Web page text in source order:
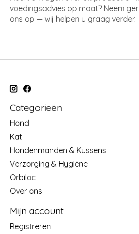
voedingsadvies op maat? Neem
ons op — wij helpen u graag verder.
Categorieën
Hond
Kat
Hondenmanden & Kussens
Verzorging & Hygiëne
Orbiloc
Over ons
Mijn account
Registreren